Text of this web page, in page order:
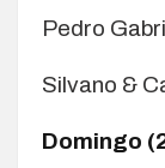
Pedro
Silvano &
Domingo